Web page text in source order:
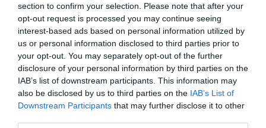
section to confirm your selection. Please note that after your
opt-out request is processed you may continue seeing
interest-based ads based on personal information utilized by
us or personal information disclosed to third parties prior to
your opt-out. You may separately opt-out of the further
disclosure of your personal information by third parties on the
IAB’s list of downstream participants. This information may
also be disclosed by us to third parties on the IAB’s List of
Downstream Participants that may further disclose it to other
Αλέξανδρος Τσουβέλας για Εύα
Καρύδη: «Θα το έκανα 500 φορές»
Διαβάστε ολόκληρο το άρθρο...
Αλέξης Γεωργούλης: Η ανάρτηση
από την παραλία και οι κοιλιακοί!